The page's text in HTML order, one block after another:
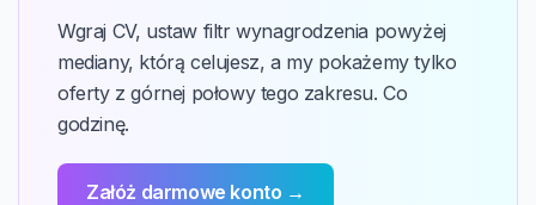
Wgraj CV, ustaw filtr wynagrodzenia powyżej
mediany, którą celujesz, a my pokażemy tylko
oferty z górnej połowy tego zakresu. Co
godzinę.
Załóż darmowe konto →